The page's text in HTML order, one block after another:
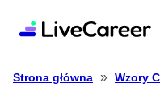
Strona główna » Wzory